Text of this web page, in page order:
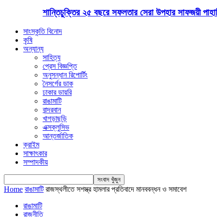
শান্তিচুক্তির ২৫ বছরে সফলতার সেরা উপহার সাফজয়ী
সাংস্কৃতি বিনোদ
কৃষি
অন্যান্য
সাহিত্য
প্রেস বিজ্ঞপ্তি
অনুসন্ধান রিপোর্টিং
নৈসর্গের ডাক
ঢাকার ডায়রি
রাঙামাটি
বান্দরবান
খাগড়াছড়ি
এক্সক্লুসিভ
আন্তর্জাতিক
ক্রাইম
সাক্ষাৎকার
সম্পাদকীয়
Home রাঙামাটি রাজস্থলীতে সশস্ত্র হামলার প্রতিবাদে মানববন্ধন ও সমাবেশ
রাঙামাটি
রাজনীতি